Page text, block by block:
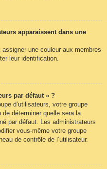
apparaissent dans une
assigner une couleur aux membres
leur identification.
par défaut » ?
d’utilisateurs, votre groupe
déterminer quelle sera la
par défaut. Les administrateurs
vous-même votre groupe
de contrôle de l’utilisateur.